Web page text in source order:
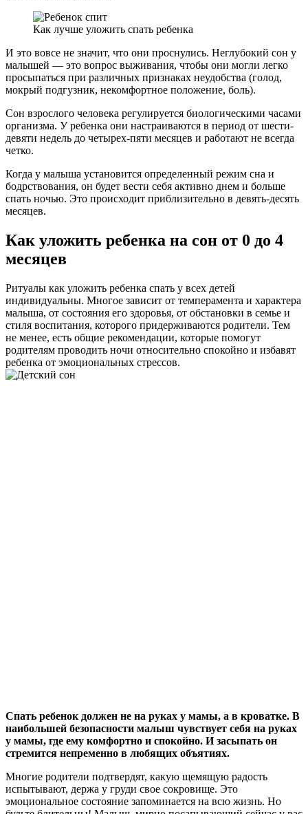
Как лучше уложить спать ребенка
И это вовсе не значит, что они проснулись. Неглубокий сон у
малышей — это вопрос выживания, чтобы они могли легко
просыпаться при различных признаках неудобства (голод,
мокрый подгузник, некомфортное положение, боль).
Сон взрослого человека регулируется биологическими часами
организма. У ребенка они настраиваются в период от шести-
девяти недель до четырех-пяти месяцев и работают не всегда
четко.
Когда у малыша установится определенный режим сна и
бодрствования, он будет вести себя активно днем и больше
спать ночью. Это происходит приблизительно в девять-десять
месяцев.
Как уложить ребенка на сон от 0 до 4
месяцев
Ритуалы как уложить ребенка спать у всех детей
индивидуальны. Многое зависит от темперамента и характера
малыша, от состояния его здоровья, от обстановки в семье и
стиля воспитания, которого придерживаются родители. Тем
не менее, есть общие рекомендации, которые помогут
родителям проводить ночи относительно спокойно и избавят
ребенка от эмоциональных стрессов.
Спать ребенок должен не на руках у мамы, а в кроватке. В
наибольшей безопасности малыш чувствует себя на руках
у мамы, где ему комфортно и спокойно. И засыпать он
стремится непременно в любящих объятиях.
Многие родители подтвердят, какую щемящую радость
испытывают, держа у груди свое сокровище. Это
эмоциональное состояние запоминается на всю жизнь. Но